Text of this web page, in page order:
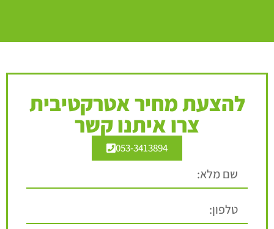
להצעת מחיר אטרקטיבית
צרו איתנו קשר
053-3413894